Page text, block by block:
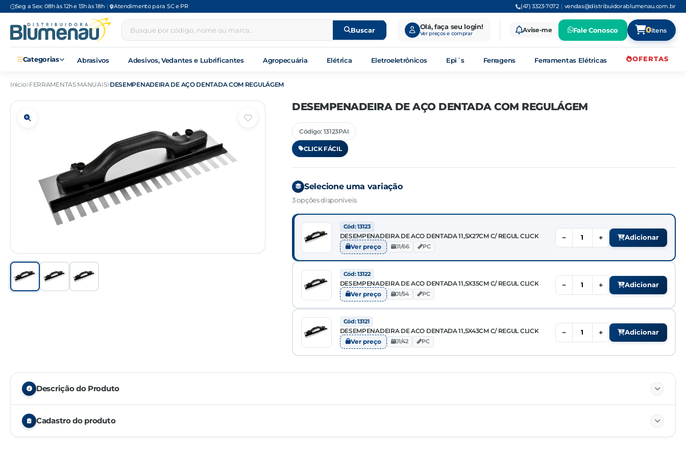
Seg a Sex: 08h às 12h e 13h às 18h | Atendimento para SC e PR (47) 3323-7072 | vendas@distribuidorablumenau.com.br
Buscar Olá, faça seu login!
Ver preços e comprar Avise-me Fale Conosco 0itens
Categorias Abrasivos Adesivos, Vedantes e Lubrificantes Agropecuária Elétrica Eletroeletrônicos Epi´s Ferragens Ferramentas Elétricas OFERTAS
Início FERRAMENTAS MANUAIS DESEMPENADEIRA DE AÇO DENTADA COM REGULÁGEM
DESEMPENADEIRA DE AÇO DENTADA COM REGULÁGEM
Código: 13123PAI
CLICK FÁCIL
Selecione uma variação
3 opções disponíveis
Cód: 13123
DESEMPENADEIRA DE ACO DENTADA 11,5X27CM C/ REGUL CLICK
Ver preço 01/66 PC
− + Adicionar
Cód: 13122
DESEMPENADEIRA DE ACO DENTADA 11,5X35CM C/ REGUL CLICK
Ver preço 01/54 PC
− + Adicionar
Cód: 13121
DESEMPENADEIRA DE ACO DENTADA 11,5X43CM C/ REGUL CLICK
Ver preço 01/42 PC
− + Adicionar
Descrição do Produto
Cadastro do produto